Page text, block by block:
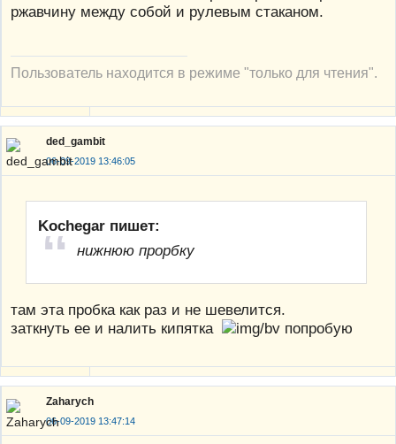
ржавчину между собой и рулевым стаканом.
Пользователь находится в режиме "только для чтения".
ded_gambit
06-09-2019 13:46:05
Kochegar пишет:
нижнюю прорбку
там эта пробка как раз и не шевелится.
заткнуть ее и налить кипятка
попробую
Zaharych
06-09-2019 13:47:14